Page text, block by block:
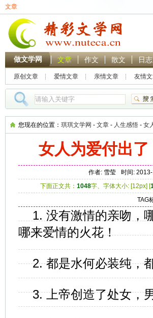
文章
做文学网 文章 作文 散文 日志
原创文章 爱情文章 亲情文章 友情
您现在的位置： 琪琪文学网 - 文章 - 人生感悟 - 女
女人为爱付出
作者: 雪莹 时间:
下面正文共： 1048字、字体大小: [12px] [
TAG
1. 没有激情的亲吻，
哪来爱情的火花！
2. 都是水何必装纯，
3. 上帝创造了处女，